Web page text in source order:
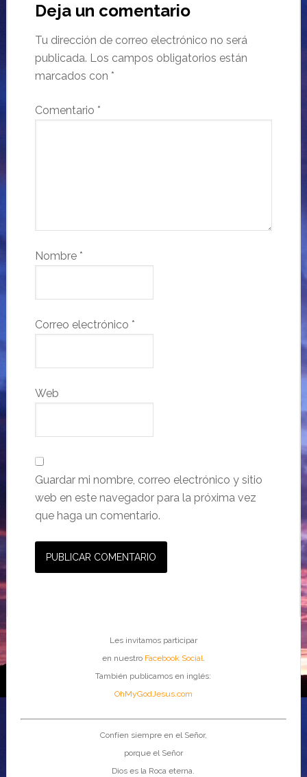
Deja un comentario
Tu dirección de correo electrónico no será
publicada. Los campos obligatorios están
marcados con *
Comentario *
Nombre *
Correo electrónico *
Web
Guardar mi nombre, correo electrónico y sitio
web en este navegador para la próxima vez
que haga un comentario.
Les invitamos participar
en nuestro Facebook Social.
También publicamos en inglés:
OhMyGodJesus.com
Confíen siempre en el Señor,
porque el Señor
Dios es la Roca eterna.